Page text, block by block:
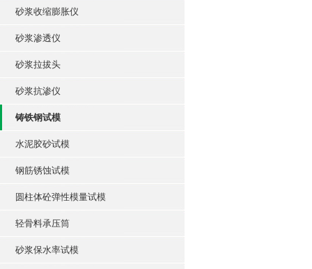
砂浆收缩膨胀仪
砂浆渗透仪
砂浆拉拔头
砂浆抗渗仪
铸铁钢试模
水泥胶砂试模
钢筋锈蚀试模
圆柱体砼弹性模量试模
轻骨料承压筒
砂浆保水率试模